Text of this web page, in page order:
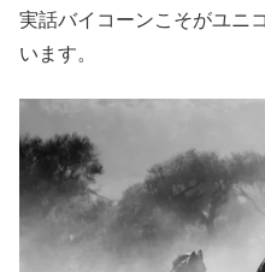
実話バイコーンこそがユニ
います。